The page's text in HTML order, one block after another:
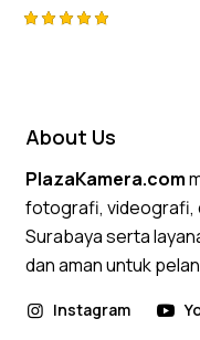
About Us
PlazaKamera.com
fotografi, videografi,
Surabaya serta
dan aman untuk
Instagram